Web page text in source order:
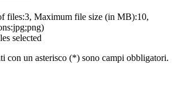
files:3, Maximum file size (in MB):10,
selected
con un asterisco (*) sono campi obbligatori.